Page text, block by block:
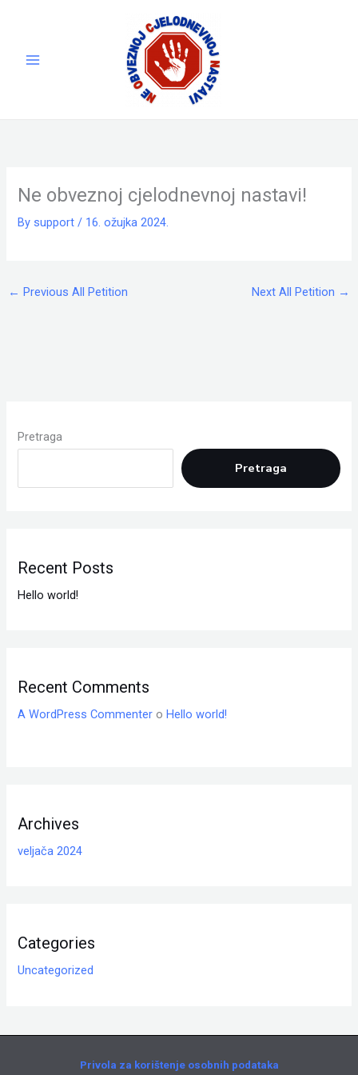
Ne obveznoj cjelodnevnoj nastavi!
By support/ 16. ožujka 2024.
← Previous All Petition Next All Petition →
Pretraga
Pretraga
Recent Posts
Hello world!
Recent Comments
A WordPress Commenter oHello world!
Archives
veljača 2024
Categories
Uncategorized
Privola za korištenje osobnih podataka